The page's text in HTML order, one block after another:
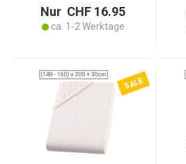
Nur CHF 16.95
ca. 1-2 Werktage
SALE